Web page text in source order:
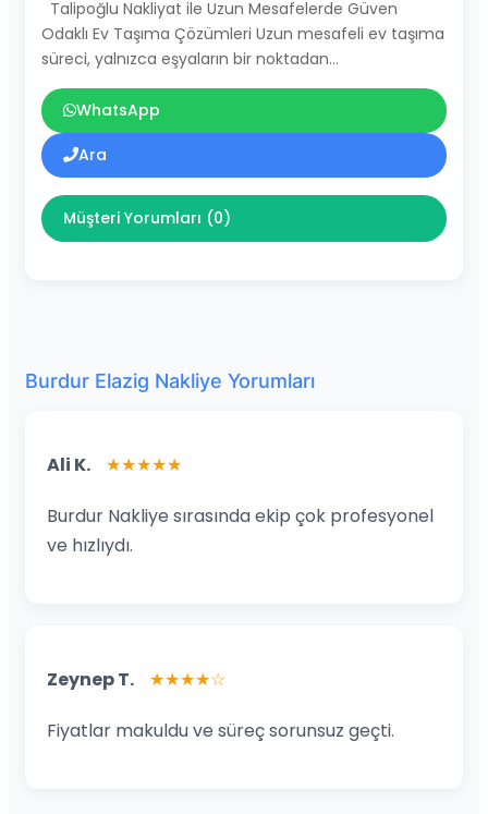
Talipoğlu Nakliyat ile Uzun Mesafelerde Güven
Odaklı Ev Taşıma Çözümleri Uzun mesafeli ev taşıma
süreci, yalnızca eşyaların bir noktadan…
WhatsApp
Ara
Müşteri Yorumları (0)
Burdur Elazig Nakliye Yorumları
Ali K. ★★★★★
Burdur Nakliye sırasında ekip çok profesyonel
ve hızlıydı.
Zeynep T. ★★★★☆
Fiyatlar makuldu ve süreç sorunsuz geçti.